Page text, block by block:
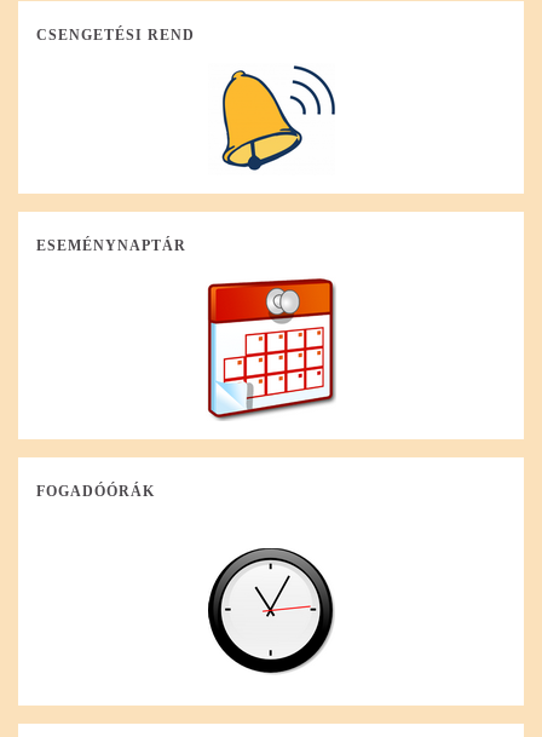
CSENGETÉSI REND
ESEMÉNYNAPTÁR
FOGADÓÓRÁK